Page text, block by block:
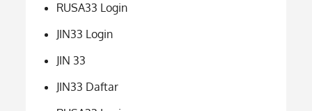
RUSA33 Login
JIN33 Login
JIN 33
JIN33 Daftar